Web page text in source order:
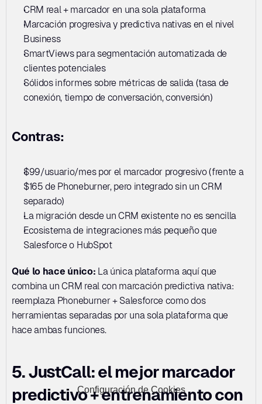
Configuración de Cookies
CRM real + marcador en una sola plataforma
Marcación progresiva y predictiva nativas en el nivel
Business
SmartViews para segmentación automatizada de
clientes potenciales
Sólidos informes sobre métricas de salida (tasa de
conexión, tiempo de conversación, conversión)
Contras:
$99/usuario/mes por el marcador progresivo (frente a
$165 de Phoneburner, pero integrado sin un CRM
separado)
La migración desde un CRM existente no es sencilla
Ecosistema de integraciones más pequeño que
Salesforce o HubSpot
Qué lo hace único: La única plataforma aquí que
combina un CRM real con marcación predictiva nativa:
reemplaza Phoneburner + Salesforce como dos
herramientas separadas por una sola plataforma que
hace ambas funciones.
5. JustCall: el mejor marcador
predictivo + entrenamiento con